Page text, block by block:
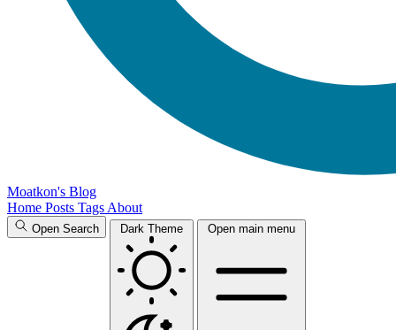
Moatkon's Blog
Home Posts Tags About
Open Search Dark Theme Open main menu